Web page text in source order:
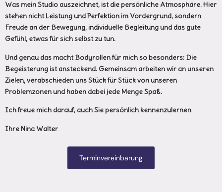
Was mein Studio auszeichnet, ist die persönliche Atmosphäre. Hier
stehen nicht Leistung und Perfektion im Vordergrund, sondern
Freude an der Bewegung, individuelle Begleitung und das gute
Gefühl, etwas für sich selbst zu tun.
Und genau das macht Bodyrollen für mich so besonders: Die
Begeisterung ist ansteckend. Gemeinsam arbeiten wir an unseren
Zielen, verabschieden uns Stück für Stück von unseren
Problemzonen und haben dabei jede Menge Spaß.
Ich freue mich darauf, auch Sie persönlich kennenzulernen
Ihre Nina Walter
Terminvereinbarung